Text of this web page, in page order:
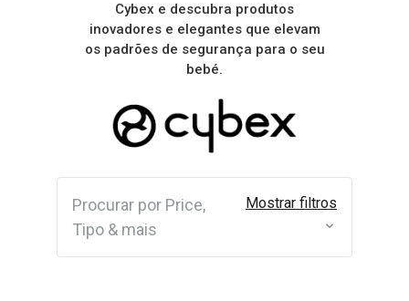
Cybex e descubra produtos
inovadores e elegantes que elevam
os padrões de segurança para o seu
bebé.
Procurar por Price,
Tipo & mais
Mostrar filtros